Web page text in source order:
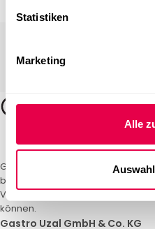
Statistiken
Marketing
Alle
Gastro Uzal – Ihr Spezialist für
bieten maßgeschneiderte
Veranstaltungen. Qualität und
können.
Gastro Uzal GmbH & Co. KG